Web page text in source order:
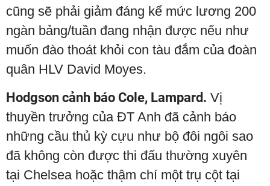
cũng sẽ phải giảm đáng kể mức lương 200
ngàn bảng/tuần đang nhận được nếu như
muốn đào thoát khỏi con tàu đắm của đoàn
quân HLV David Moyes.
Hodgson cảnh báo Cole, Lampard. Vị
thuyền trưởng của ĐT Anh đã cảnh báo
những cầu thủ kỳ cựu như bộ đôi ngôi sao
đã không còn được thi đấu thường xuyên
tại Chelsea hoặc thậm chí một trụ cột tại